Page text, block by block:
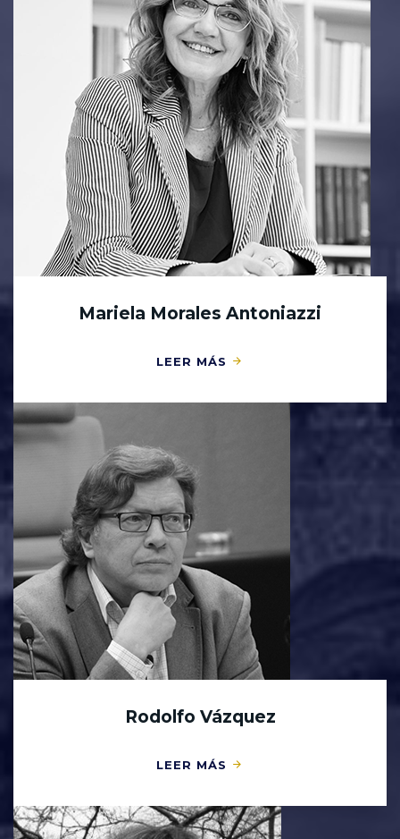
Mariela Morales Antoniazzi
LEER MÁS
Rodolfo Vázquez
LEER MÁS